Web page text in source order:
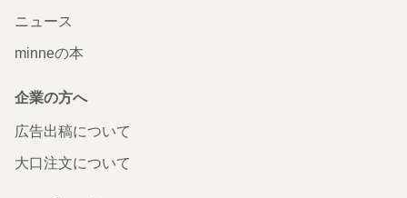
ニュース
minneの本
企業の方へ
広告出稿について
大口注文について